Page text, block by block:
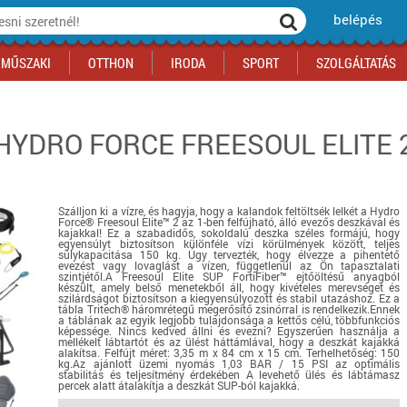
belépés
akciók
Sport akciók
Regisztrálj az oldalunkra INGYEN itt ››
Regisztrálj az oldalunkra INGYEN itt ››
MŰSZAKI
Regisztrálj az oldalunkra INGYEN itt ››
OTTHON
Építkezés
Háziállatok
Bébi
Gyógyászati segédeszköz
Biztonságtechnika
Autó
Ingatlan
Regisztrálj az oldalunkra INGYEN itt ››
IRODA
Regisztrálj az oldalunkra INGYEN itt ››
SPORT
gördeszka, roller
Fitneszközpont
Regisztrálj az oldalunkra INGYEN itt ››
SZOLGÁLTATÁS
Regisztrálj az oldalunkra INGYEN itt ››
sütemények
Regisztrálj az oldalunkra INGYEN itt ››
FORCE FREESOUL
Szálljon ki a vízre, és hagyja, hogy a kalandok feltöltsék lelkét a Hydro
Force® Freesoul Elite™ 2 az 1-ben felfújható, álló evezős deszkával és
kajakkal! Ez a szabadidős, sokoldalú deszka széles formájú, hogy
egyensúlyt biztosítson különféle vízi körülmények között, teljes
súlykapacitása 150 kg. Úgy tervezték, hogy élvezze a pihentető
evezést vagy lovaglást a vízen, függetlenül az Ön tapasztalati
szintjétől.A Freesoul Elite SUP FortiFiber™ ejtőöltésű anyagból
készült, amely belső menetekből áll, hogy kivételes merevséget és
szilárdságot biztosítson a kiegyensúlyozott és stabil utazáshoz. Ez a
tábla Tritech® háromrétegű megerősítő zsinórral is rendelkezik.Ennek
a táblának az egyik legjobb tulajdonsága a kettős célú, többfunkciós
képessége. Nincs kedved állni és evezni? Egyszerűen használja a
mellékelt lábtartót és az ülést háttámlával, hogy a deszkát kajakká
alakítsa. Felfújt méret: 3,35 m x 84 cm x 15 cm. Terhelhetőség: 150
kg.Az ajánlott üzemi nyomás 1,03 BAR / 15 PSI az optimális
stabilitás és teljesítmény érdekében A levehető ülés és lábtámasz
percek alatt átalakítja a deszkát SUP-ból kajakká.